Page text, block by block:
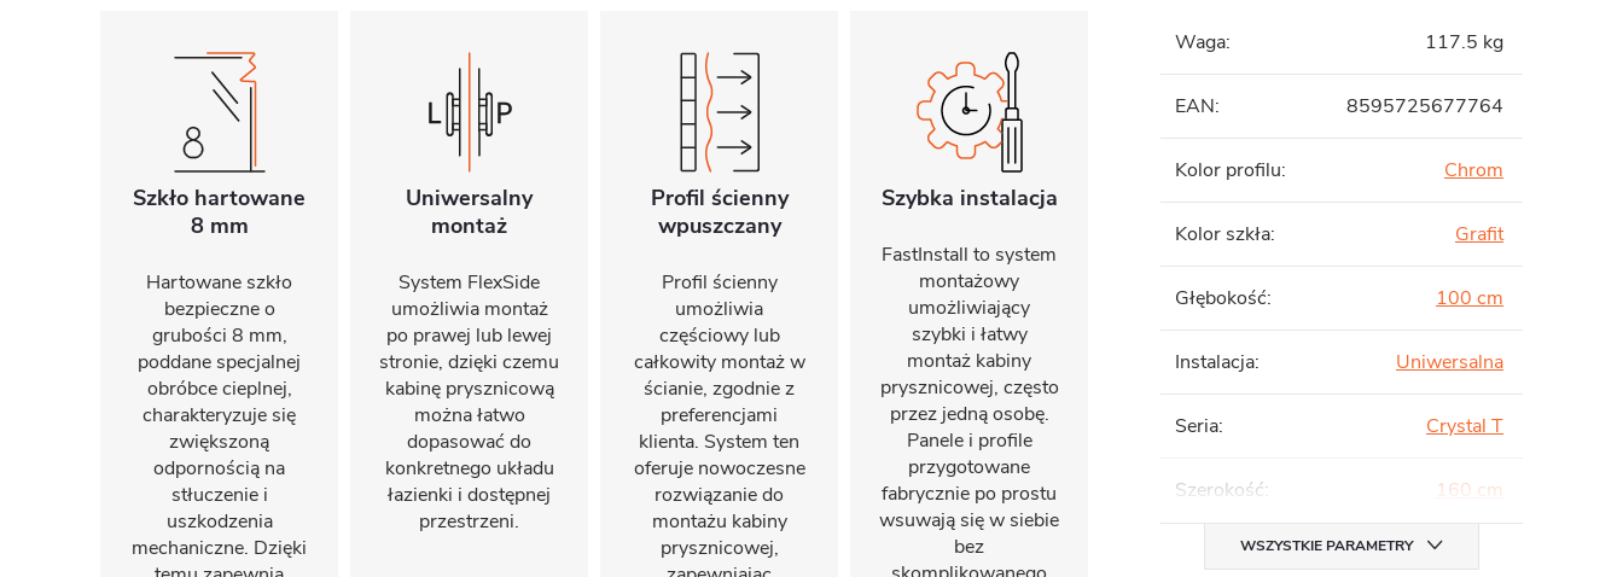
Szkło hartowane
8 mm
Hartowane szkło
bezpieczne o
grubości 8 mm,
poddane specjalnej
obróbce cieplnej,
charakteryzuje się
zwiększoną
odpornością na
stłuczenie i
uszkodzenia
mechaniczne. Dzięki
Uniwersalny
montaż
System FlexSide
umożliwia montaż
po prawej lub lewej
stronie, dzięki czemu
kabinę prysznicową
można łatwo
dopasować do
konkretnego układu
łazienki i dostępnej
przestrzeni.
Profil ścienny
wpuszczany
Profil ścienny
umożliwia
częściowy lub
całkowity montaż w
ścianie, zgodnie z
preferencjami
klienta. System ten
oferuje nowoczesne
rozwiązanie do
montażu kabiny
prysznicowej,
Szybka instalacja
FastInstall to system
montażowy
umożliwiający
szybki i łatwy
montaż kabiny
prysznicowej, często
przez jedną osobę.
Panele i profile
przygotowane
fabrycznie po prostu
wsuwają się w siebie
bez
Waga: 117.5 kg
EAN: 8595725677764
Kolor profilu: Chrom
Kolor szkła: Grafit
Głębokość: 100 cm
Instalacja: Uniwersalna
Seria: Crystal T
Szerokość: 160 cm
WSZYSTKIE PARAMETRY